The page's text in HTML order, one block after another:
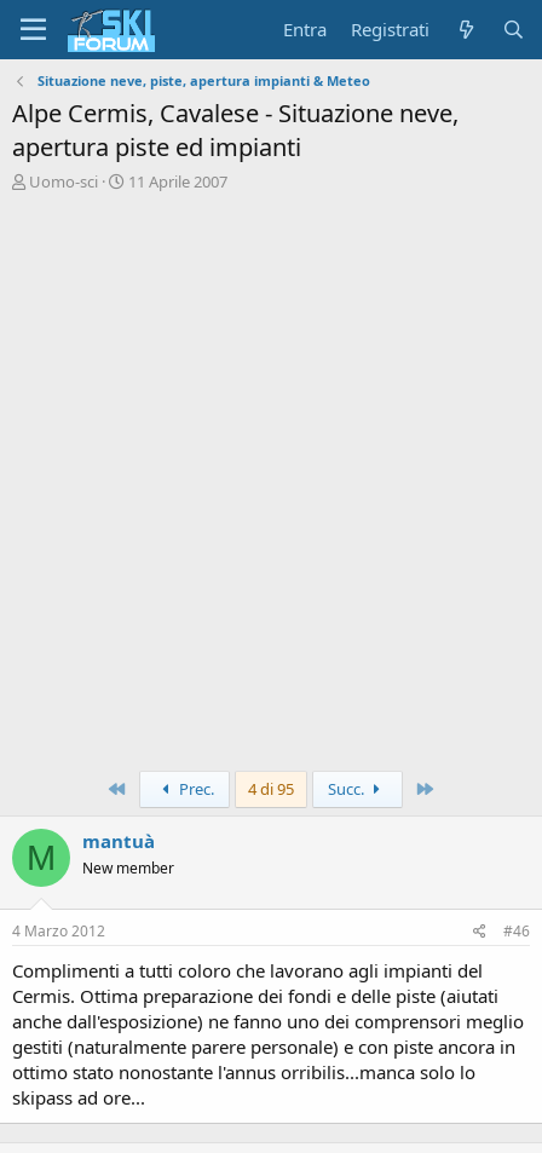
Entra Registrati
Situazione neve, piste, apertura impianti & Meteo
Alpe Cermis, Cavalese - Situazione neve,
apertura piste ed impianti
A
Uomo-sci
D11 Aprile 2007
Primo Prec. 4 di 95 Succ.
M mantuà
New member
4 Marzo 2012 #46
Complimenti a tutti coloro che lavorano agli impianti del
Cermis. Ottima preparazione dei fondi e delle piste (aiutati
anche dall'esposizione) ne fanno uno dei comprensori meglio
gestiti (naturalmente parere personale) e con piste ancora in
ottimo stato nonostante l'annus orribilis...manca solo lo
skipass ad ore...